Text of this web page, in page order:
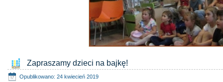
Zapraszamy dzieci na bajkę!
Opublikowano: 24 kwiecień 2019